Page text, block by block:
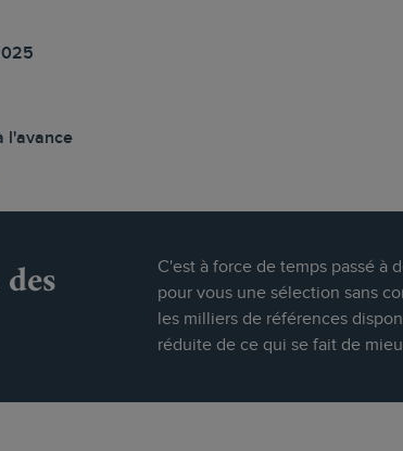
l'avance
C'est à force de temps passé à
pour vous une sélection sans
les milliers de références
réduite de ce qui se fait de